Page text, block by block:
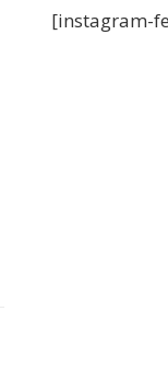
[instagram-